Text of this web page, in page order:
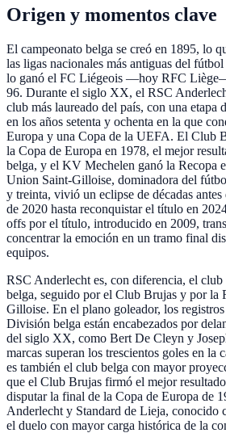
Origen y momentos clave
El campeonato belga se creó en 1895, lo
las ligas nacionales más antiguas del
lo ganó el FC Liégeois —hoy RFC
96. Durante el siglo XX, el RSC
club más laureado del país, con una etapa
en los años setenta y ochenta en la que
Europa y una Copa de la UEFA. El Club
la Copa de Europa en 1978, el mejor
belga, y el KV Mechelen ganó la Recopa
Union Saint-Gilloise, dominadora del
y treinta, vivió un eclipse de décadas antes
de 2020 hasta reconquistar el título en
offs por el título, introducido en 2009,
concentrar la emoción en un tramo final
equipos.
RSC Anderlecht es, con diferencia, el
belga, seguido por el Club Brujas y por la
Gilloise. En el plano goleador, los
División belga están encabezados por
del siglo XX, como Bert De Cleyn y
marcas superan los trescientos goles en la
es también el club belga con mayor
que el Club Brujas firmó el mejor
disputar la final de la Copa de Europa de
Anderlecht y Standard de Lieja, conocido
el duelo con mayor carga histórica de la